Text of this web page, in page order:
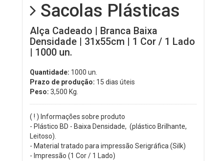
Sacolas Plásticas
Alça Cadeado | Branca Baixa
Densidade | 31x55cm | 1 Cor / 1 Lado
| 1000 un.
Quantidade: 1000 un.
Prazo de produção: 15 dias úteis
Peso: 3,500 Kg.
( ! ) Informações sobre produto
- Plástico BD - Baixa Densidade, (plástico Brilhante,
Leitoso).
- Material tratado para impressão Serigráfica (Silk)
- Impressão (1 Cor / 1 Lado)